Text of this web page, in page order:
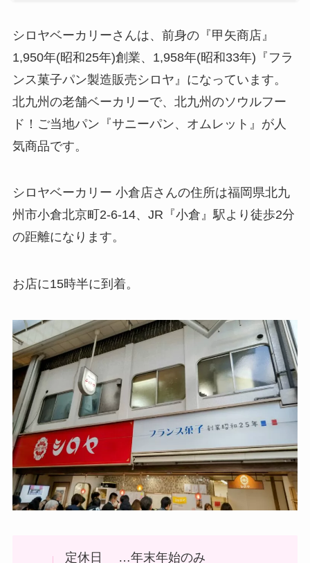
シロヤベーカリーさんは、前身の『甲矢商店』
1,950年(昭和25年)創業、1,958年(昭和33年)『フラ
ンス菓子パン製造販売シロヤ』になっています。
北九州の老舗ベーカリーで、北九州のソウルフー
ド！ご当地パン『サニーパン、オムレット』が人
気商品です。
シロヤベーカリー 小倉店さんの住所は福岡県北九
州市小倉北京町2-6-14、JR『小倉』駅より徒歩2分
の距離になります。
お店に15時半に到着。
定休日 …年末年始のみ